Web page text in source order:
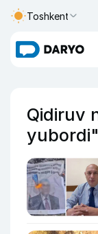
Toshkent
Qidiruv
yubordi"